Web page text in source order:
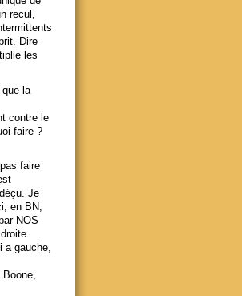
recul,
Dire
les
la
contre le
faire ?
faire
Je
en BN,
NOS
a gauche,
Boone,